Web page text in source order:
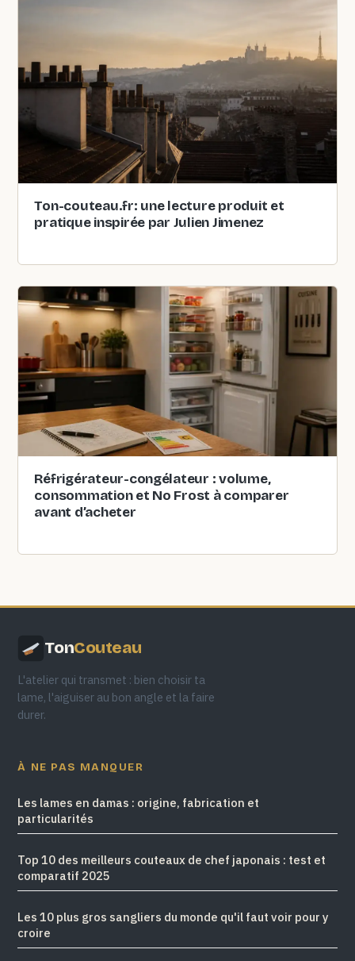
Ton-couteau.fr: une lecture produit et
pratique inspirée par Julien Jimenez
Réfrigérateur-congélateur : volume,
consommation et No Frost à comparer
avant d’acheter
TonCouteau
L'atelier qui transmet : bien choisir ta
lame, l'aiguiser au bon angle et la faire
durer.
À NE PAS MANQUER
Les lames en damas : origine, fabrication et
particularités
Top 10 des meilleurs couteaux de chef japonais : test et
comparatif 2025
Les 10 plus gros sangliers du monde qu'il faut voir pour y
croire